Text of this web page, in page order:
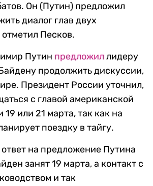
Он (Путин) предложил
диалог глав двух
Песков.
Путин предложил лидеру
продолжить дискуссии,
Президент России уточнил,
с главой американской
или 21 марта, так как на
поездку в тайгу.
на предложение Путина
занят 19 марта, а контакт с
и так